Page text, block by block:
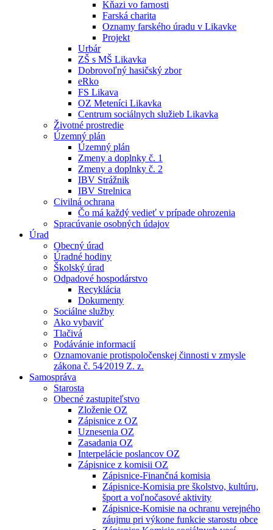
Kňazi vo farnosti
Farská charita
Oznamy farského úradu v Likavke
Projekt
Urbár
ZŠ s MŠ Likavka
Dobrovoľný hasičský zbor
eRko
FS Likava
OZ Meteníci Likavka
Centrum sociálnych služieb Likavka
Životné prostredie
Územný plán
Územný plán
Zmeny a doplnky č. 1
Zmeny a doplnky č. 2
IBV Strážnik
IBV Strelnica
Civilná ochrana
Čo má každý vedieť v prípade ohrozenia
Spracúvanie osobných údajov
Úrad
Obecný úrad
Úradné hodiny
Školský úrad
Odpadové hospodárstvo
Recyklácia
Dokumenty
Sociálne služby
Ako vybaviť
Tlačivá
Podávánie informacií
Oznamovanie protispoločenskej činnosti v zmysle
zákona č. 54⁄2019 Z. z.
Samospráva
Starosta
Obecné zastupiteľstvo
Zloženie OZ
Zápisnice z OZ
Uznesenia OZ
Zasadania OZ
Interpelácie poslancov OZ
Zápisnice z komisii OZ
Zápisnice-Finančná komisia
Zápisnice-Komisia pre školstvo, kultúru,
šport a voľnočasové aktivity
Zápisnice-Komisie na ochranu verejného
záujmu pri výkone funkcie starostu obce